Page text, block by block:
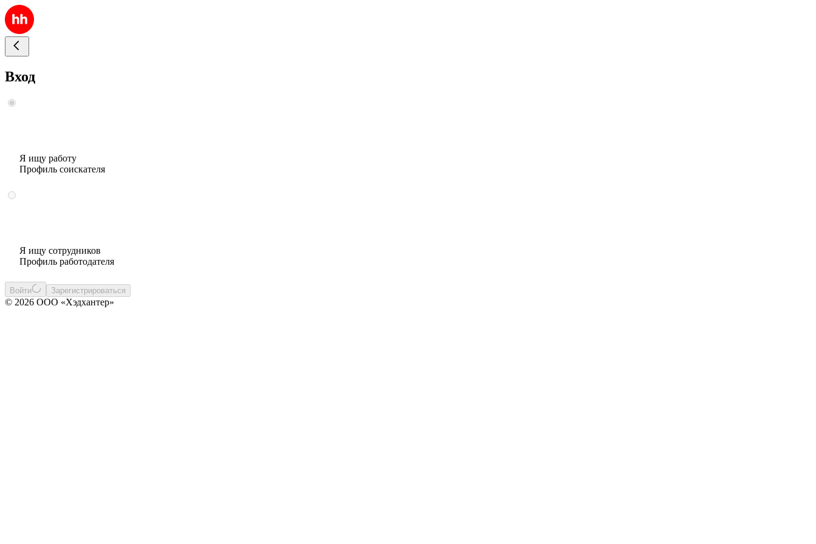
Вход
Я ищу работу
Профиль соискателя
Я ищу сотрудников
Профиль работодателя
Войти Зарегистрироваться
© 2026 ООО «Хэдхантер»